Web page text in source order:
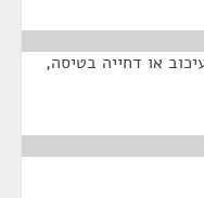
או דחייה בטיסה,